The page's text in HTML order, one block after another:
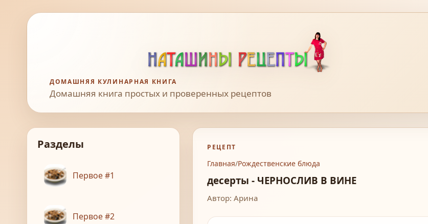
ДОМАШНЯЯ КУЛИНАРНАЯ КНИГА
Домашняя книга простых и проверенных рецептов
Разделы
Первое #1
Первое #2
РЕЦЕПТ
Главная/Рождественские блюда
десерты - ЧЕРНОСЛИВ В ВИНЕ
Автор: Арина